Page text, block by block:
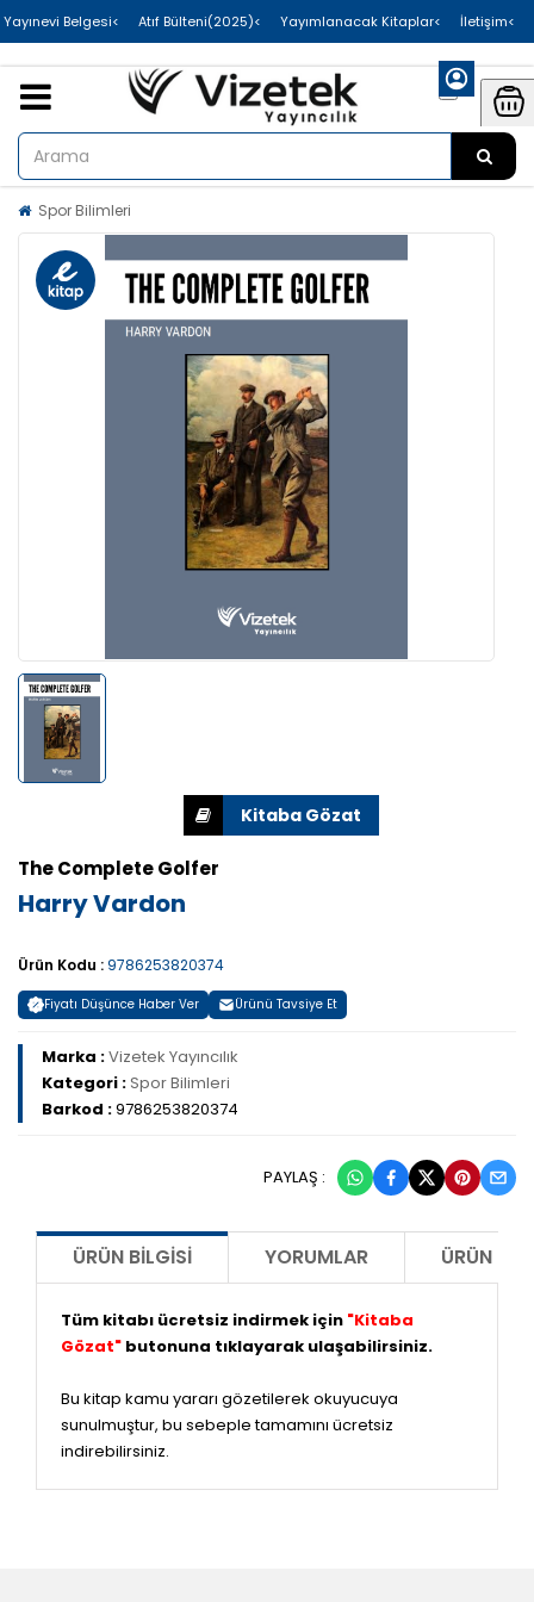
>İletişim
>Yayımlanacak Kitaplar
>Atıf Bülteni(2025)
>Uluslararası Yayınevi Belgesi
Spor Bilimleri
The Complete Golfer
Harry Vardon
Ürün Kodu : 9786253820374
Fiyatı Düşünce Haber Ver Ürünü Tavsiye Et
Marka :Vizetek Yayıncılık
Kategori :Spor Bilimleri
Barkod :9786253820374
PAYLAŞ :
ÜRÜN BILGISI YORUMLAR ÜRÜN
Tüm kitabı ücretsiz indirmek için "Kitaba
Gözat" butonuna tıklayarak ulaşabilirsiniz.
Bu kitap kamu yararı gözetilerek okuyucuya
sunulmuştur, bu sebeple tamamını ücretsiz
indirebilirsiniz.